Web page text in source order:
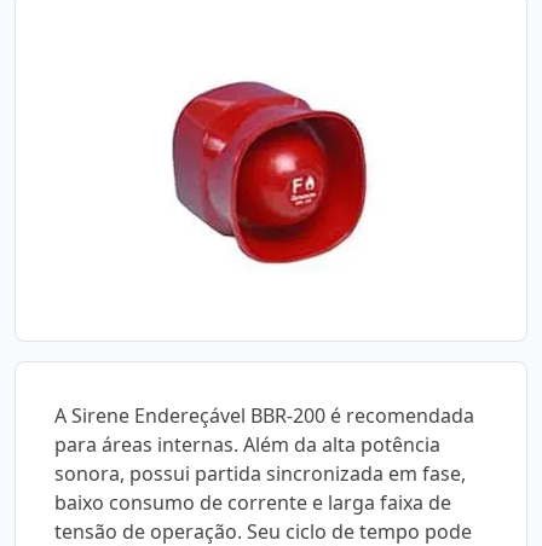
A Sirene Endereçável BBR-200 é recomendada
para áreas internas. Além da alta potência
sonora, possui partida sincronizada em fase,
baixo consumo de corrente e larga faixa de
tensão de operação. Seu ciclo de tempo pode